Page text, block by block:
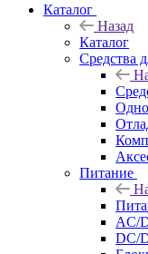
Каталог
Назад
Каталог
Средства
Питание
AC/
DC/